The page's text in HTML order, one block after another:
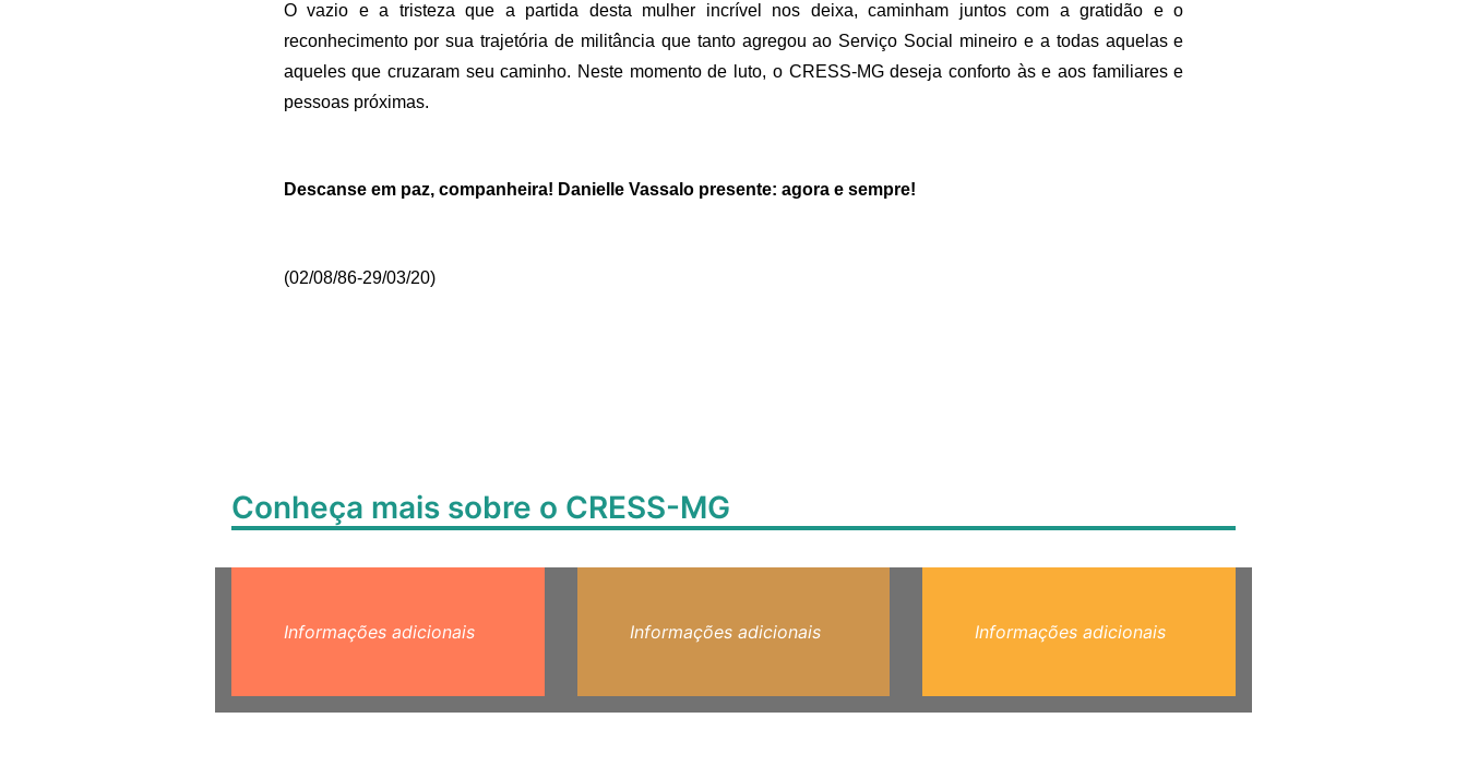
O vazio e a tristeza que a partida desta mulher incrível nos deixa, caminham juntos com a gratidão e o
reconhecimento por sua trajetória de militância que tanto agregou ao Serviço Social mineiro e a todas aquelas e
aqueles que cruzaram seu caminho. Neste momento de luto, o CRESS-MG deseja conforto às e aos familiares e
pessoas próximas.
Descanse em paz, companheira! Danielle Vassalo presente: agora e sempre!
(02/08/86-29/03/20)
Conheça mais sobre o CRESS-MG
Informações adicionais Informações adicionais Informações adicionais